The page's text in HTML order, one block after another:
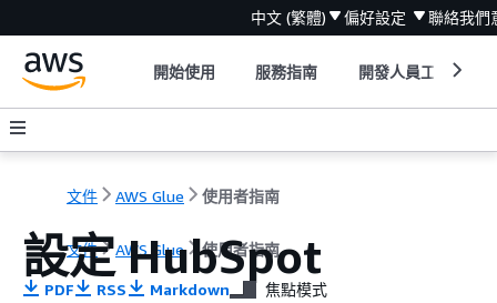
中文 (繁體) 偏好設定 聯絡我們
開始使用 服務指南 開發人員工具
文件 AWS Glue 使用者指南
文件 AWS Glue 使用者指南
設定 HubSpot
PDF RSS Markdown 焦點模式